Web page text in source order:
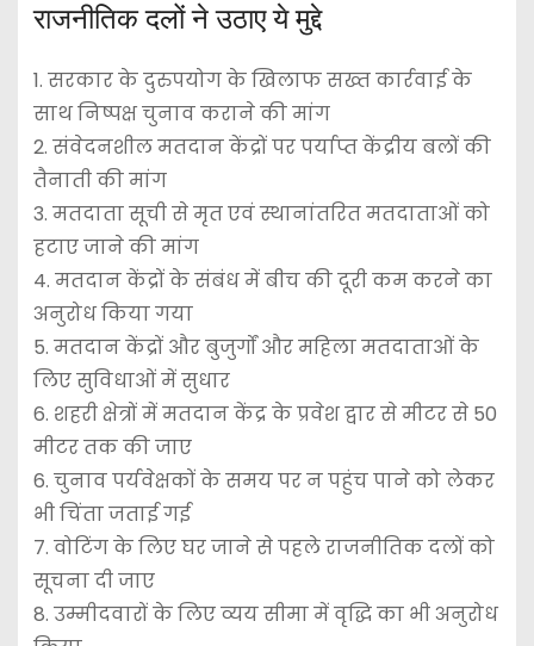
राजनीतिक दलों ने उठाए ये मुद्दे
1. सरकार के दुरुपयोग के खिलाफ सख्त कार्रवाई के
साथ निष्पक्ष चुनाव कराने की मांग
2. संवेदनशील मतदान केंद्रों पर पर्याप्त केंद्रीय बलों की
तैनाती की मांग
3. मतदाता सूची से मृत एवं स्थानांतरित मतदाताओं को
हटाए जाने की मांग
4. मतदान केंद्रों के संबंध में बीच की दूरी कम करने का
अनुरोध किया गया
5. मतदान केंद्रों और बुजुर्गों और महिला मतदाताओं के
लिए सुविधाओं में सुधार
6. शहरी क्षेत्रों में मतदान केंद्र के प्रवेश द्वार से मीटर से 50
मीटर तक की जाए
6. चुनाव पर्यवेक्षकों के समय पर न पहुंच पाने को लेकर
भी चिंता जताई गई
7. वोटिंग के लिए घर जाने से पहले राजनीतिक दलों को
सूचना दी जाए
8. उम्मीदवारों के लिए व्यय सीमा में वृद्धि का भी अनुरोध